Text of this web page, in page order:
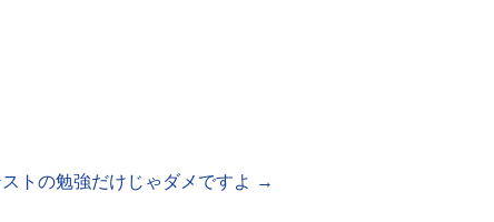
トの勉強だけじゃダメですよ →